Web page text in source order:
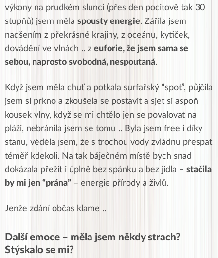
výkony na prudkém slunci (přes den pocitově tak 30
stupňů) jsem měla spousty energie. Zářila jsem
nadšením z překrásné krajiny, z oceánu, kytiček,
dovádění ve vlnách .. z euforie, že jsem sama se
sebou, naprosto svobodná, nespoutaná.
Když jsem měla chuť a potkala surfařský “spot”, půjčila
jsem si prkno a zkoušela se postavit a sjet si aspoň
kousek vlny, když se mi chtělo jen se povalovat na
pláži, nebránila jsem se tomu .. Byla jsem free i díky
stanu, věděla jsem, že s trochou vody zvládnu přespat
téměř kdekoli. Na tak báječném místě bych snad
dokázala přežít i úplně bez spánku a bez jídla – stačila
by mi jen “prána” – energie přírody a živlů.
Jenže zdání občas klame ..
Další emoce – měla jsem někdy strach?
Stýskalo se mi?